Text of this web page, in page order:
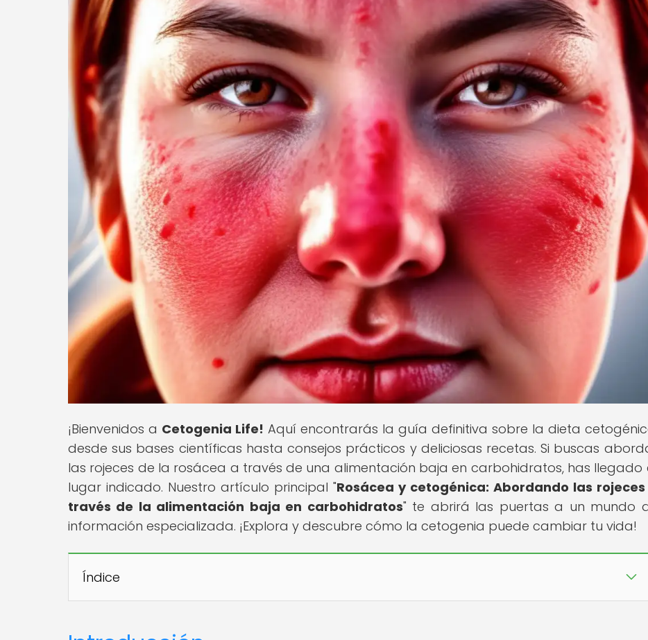
¡Bienvenidos a Cetogenia Life! Aquí encontrarás la guía definitiva sobre la dieta
desde sus bases científicas hasta consejos prácticos y deliciosas recetas. Si buscas
las rojeces de la rosácea a través de una alimentación baja en carbohidratos, has llegado
lugar indicado. Nuestro artículo principal "Rosácea y cetogénica: Abordando las
través de la alimentación baja en carbohidratos" te abrirá las puertas a un mundo
información especializada. ¡Explora y descubre cómo la cetogenia puede cambiar tu vida!
Índice